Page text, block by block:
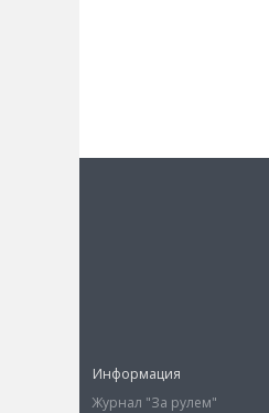
Информация
Журнал "За рулем"